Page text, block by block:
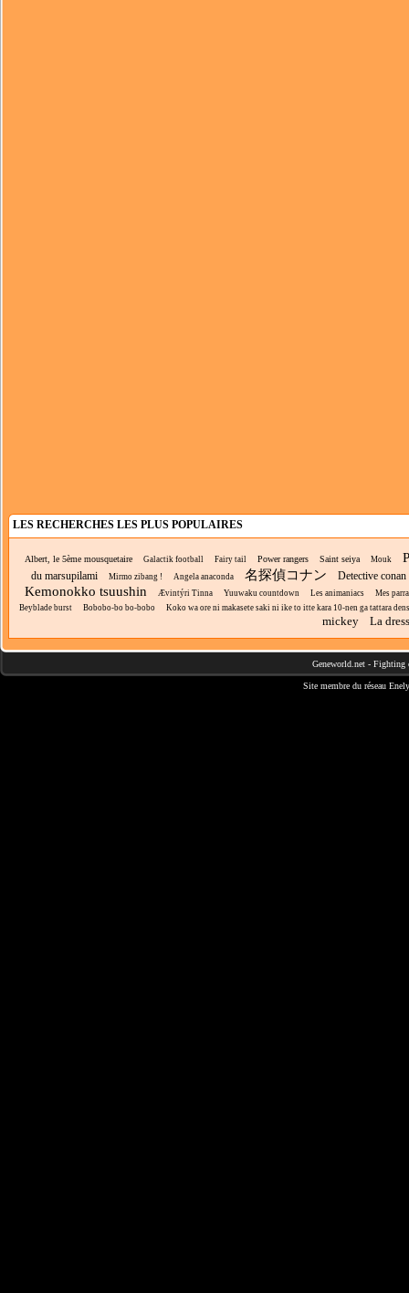
LES RECHERCHES LES PLUS POPULAIRES
Albert, le 5ème mousquetaire Galactik football Fairy tail Power rangers Saint seiya Mouk
du marsupilami Mirmo zibang ! Angela anaconda 名探偵コナン Detective conan
Kemonokko tsuushin Ævintýri Tinna Yuuwaku countdown Les animaniacs
Mes
Beyblade burst
Bobobo-bo bo-bobo Koko wa ore ni makasete saki ni ike to itte kara 10-nen ga tattara
mickey La
Geneworld.net - Fighting
Site membre du réseau